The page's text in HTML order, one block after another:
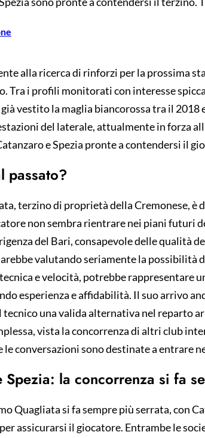
alla ricerca di rinforzi per la prossima
Tra i profili monitorati con interesse
vestito la maglia biancorossa tra il 2018
del laterale, attualmente in forza
e Spezia pronte a contendersi il
passato?
terzino di proprietà della Cremonese,
non sembra rientrare nei piani futuri
del Bari, consapevole delle qualità
valutando seriamente la possibilità
e velocità, potrebbe rappresentare
esperienza e affidabilità. Il suo arrivo
tecnico una valida alternativa nel reparto
vista la concorrenza di altri club
le conversazioni sono destinate a entrare
Spezia: la concorrenza si fa
Quagliata si fa sempre più serrata, con
assicurarsi il giocatore. Entrambe le